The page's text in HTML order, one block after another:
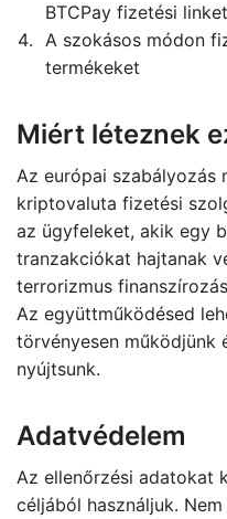
BTCPay fizetési
A szokásos módon
termékeket
Miért léteznek
Az európai szabályozás
kriptovaluta fizetési
az ügyfeleket, akik egy
tranzakciókat hajtanak
terrorizmus
Az együttműködésed
törvényesen működjünk
nyújtsunk.
Adatvédelem
Az ellenőrzési adatokat
céljából használjuk.